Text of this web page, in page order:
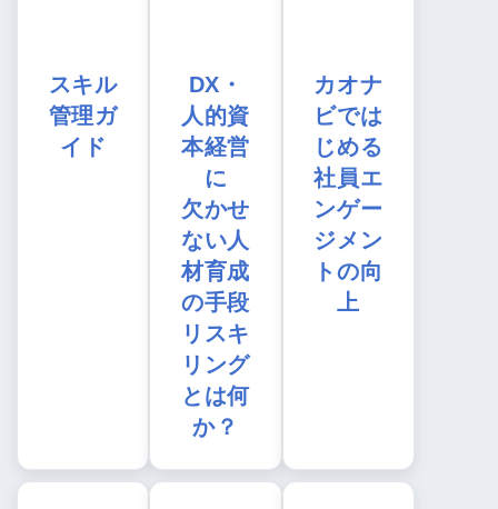
スキル
管理ガ
イド
DX・
人的資
本経営
に
欠かせ
ない人
材育成
の手段
リスキ
リング
とは何
か？
カオナ
ビでは
じめる
社員エ
ンゲー
ジメン
トの向
上